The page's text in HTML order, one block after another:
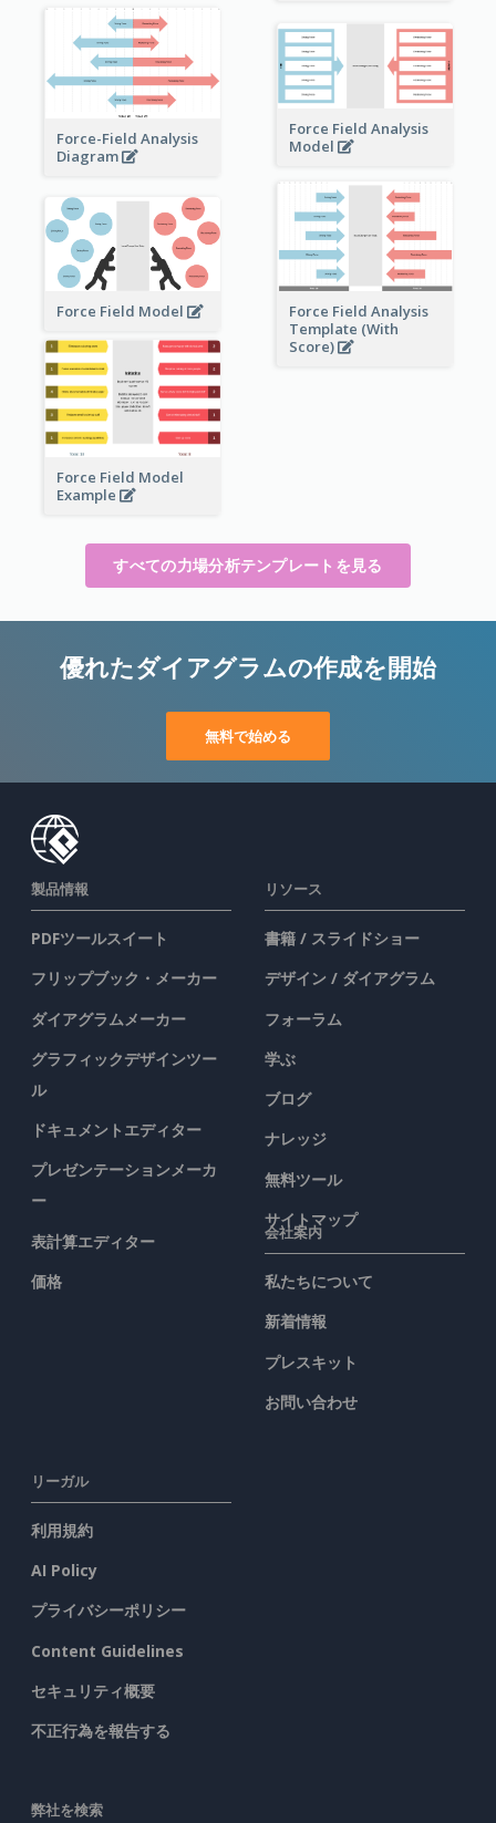
Force-Field Analysis
Diagram
Force Field Analysis
Model
Force Field Analysis
Template (With
Score)
Force Field Model
Force Field Model
Example
すべての力場分析テンプレートを見る
優れたダイアグラムの作成を開始
無料で始める
製品情報
PDFツールスイート
フリップブック・メーカー
ダイアグラムメーカー
グラフィックデザインツー
ル
ドキュメントエディター
プレゼンテーションメーカ
ー
表計算エディター
価格
リソース
書籍 / スライドショー
デザイン / ダイアグラム
フォーラム
学ぶ
ブログ
ナレッジ
無料ツール
サイトマップ
会社案内
私たちについて
新着情報
プレスキット
お問い合わせ
リーガル
利用規約
AI Policy
プライバシーポリシー
Content Guidelines
セキュリティ概要
不正行為を報告する
弊社を検索